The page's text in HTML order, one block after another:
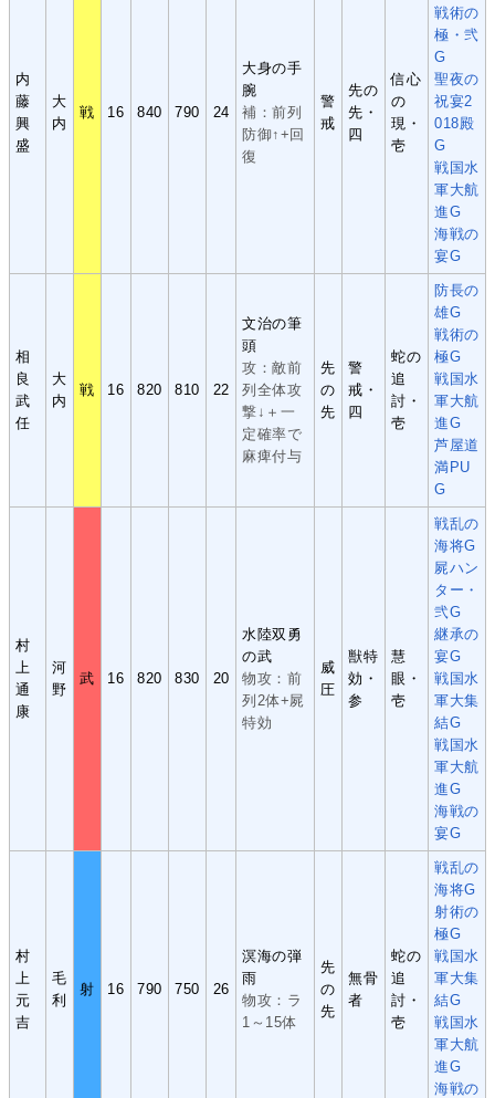
内
藤
興
盛
大
内
戦 16 840 790 24
大身の手
腕
補：前列
防御↑+回
復
警
戒
先の
先・
四
信心
の
現・
壱
戦術の
極・弐
G
聖夜の
祝宴2
018殿
G
戦国水
軍大航
進G
海戦の
宴G
相
良
武
任
大
内
戦 16 820 810 22
文治の筆
頭
攻：敵前
列全体攻
撃↓＋一
定確率で
麻痺付与
先
の
先
警
戒・
四
蛇の
追
討・
壱
防長の
雄G
戦術の
極G
戦国水
軍大航
進G
芦屋道
満PU
G
村
上
通
康
河
野
武 16 820 830 20
水陸双勇
の武
物攻：前
列2体+屍
特効
威
圧
獣特
効・
参
慧
眼・
壱
戦乱の
海将G
屍ハン
ター・
弐G
継承の
宴G
戦国水
軍大集
結G
戦国水
軍大航
進G
海戦の
宴G
村
上
元
吉
毛
利
射 16 790 750 26
溟海の弾
雨
物攻：ラ
1～15体
先
の
先
無骨
者
蛇の
追
討・
壱
戦乱の
海将G
射術の
極G
戦国水
軍大集
結G
戦国水
軍大航
進G
海戦の